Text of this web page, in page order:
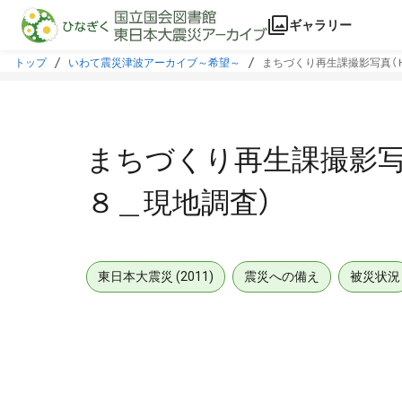
本文に飛ぶ
ギャラリー
トップ いわて震災津波アーカイブ～希望～ まちづくり再生課撮影写真
まちづくり再生課撮影
８＿現地調査）
東日本大震災 (2011) 震災への備え 被災状況